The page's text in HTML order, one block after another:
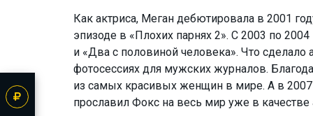
Как актриса, Меган дебютировала в 2001
эпизоде в «Плохих парнях 2». С 2003 по
и «Два с половиной человека». Что сделало
фотосессиях для мужских журналов.
из самых красивых женщин в мире. А в
прославил Фокс на весь мир уже в качестве